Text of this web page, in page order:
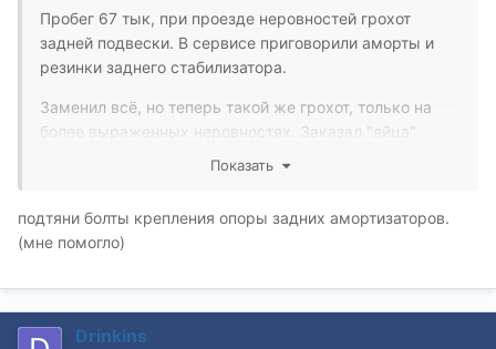
Пробег 67 тык, при проезде неровностей грохот
задней подвески. В сервисе приговорили аморты и
резинки заднего стабилизатора.
Заменил всё, но теперь такой же грохот, только на
более выраженных неровностях. Заказал "яйца"
заднего стаба. Заменю, но не уверен, что поможет.
сайлентблоков и способах их замены. Кто что думает
по этому поводу?
Показать
подтяни болты крепления опоры задних амортизаторов.
(мне помогло)
Drinkins